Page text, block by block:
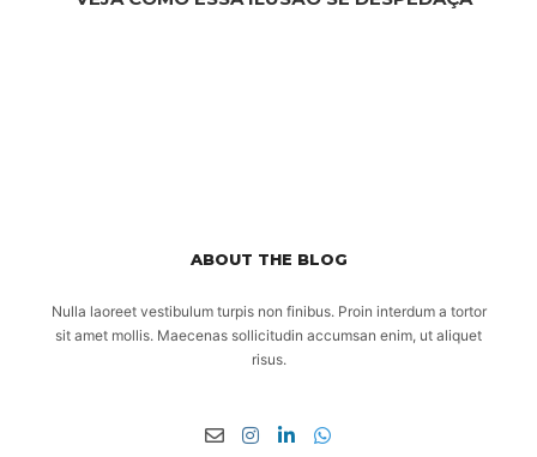
ABOUT THE BLOG
Nulla laoreet vestibulum turpis non finibus. Proin interdum a tortor
sit amet mollis. Maecenas sollicitudin accumsan enim, ut aliquet
risus.